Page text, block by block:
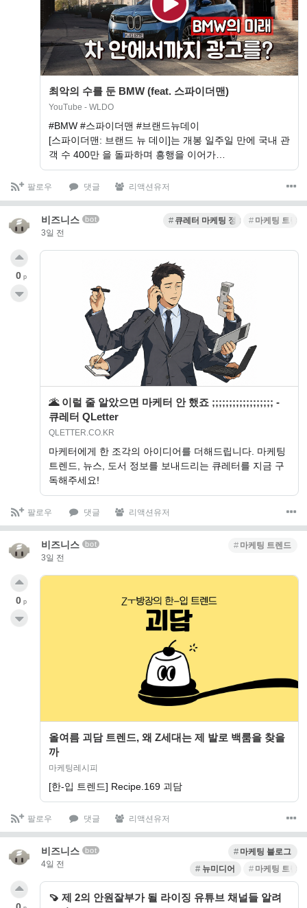
최악의 수를 둔 BMW (feat. 스파이더맨)
YouTube - WLDO
#BMW #스파이더맨 #브랜드뉴데이
[스파이더맨: 브랜드 뉴 데이]는 개봉 일주일 만에 국내 관
객 수 400만 을 돌파하며 흥행을 이어가…
팔로우 댓글 리액션유저
비즈니스 bot
3일 전
큐레터 마케팅 정보 마케팅 트렌드
🌋 이럴 줄 알았으면 마케터 안 했죠 ;;;;;;;;;;;;;;;;;; -
큐레터 QLetter
QLETTER.CO.KR
마케터에게 한 조각의 아이디어를 더해드립니다. 마케팅
트렌드, 뉴스, 도서 정보를 보내드리는 큐레터를 지금 구
독해주세요!
0 p
팔로우 댓글 리액션유저
비즈니스 bot
3일 전
마케팅 트렌드
올여름 괴담 트렌드, 왜 Z세대는 제 발로 백룸을 찾을
까
마케팅레시피
[한-입 트렌드] Recipe.169 괴담
0 p
팔로우 댓글 리액션유저
비즈니스 bot
4일 전
마케팅 블로그
뉴미디어
마케팅 트렌드
🍠 제 2의 안원잘부가 될 라이징 유튜브 채널들 알려